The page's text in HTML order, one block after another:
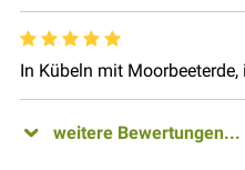
In Kübeln mit Moorbeeterde,
weitere Bewertungen...